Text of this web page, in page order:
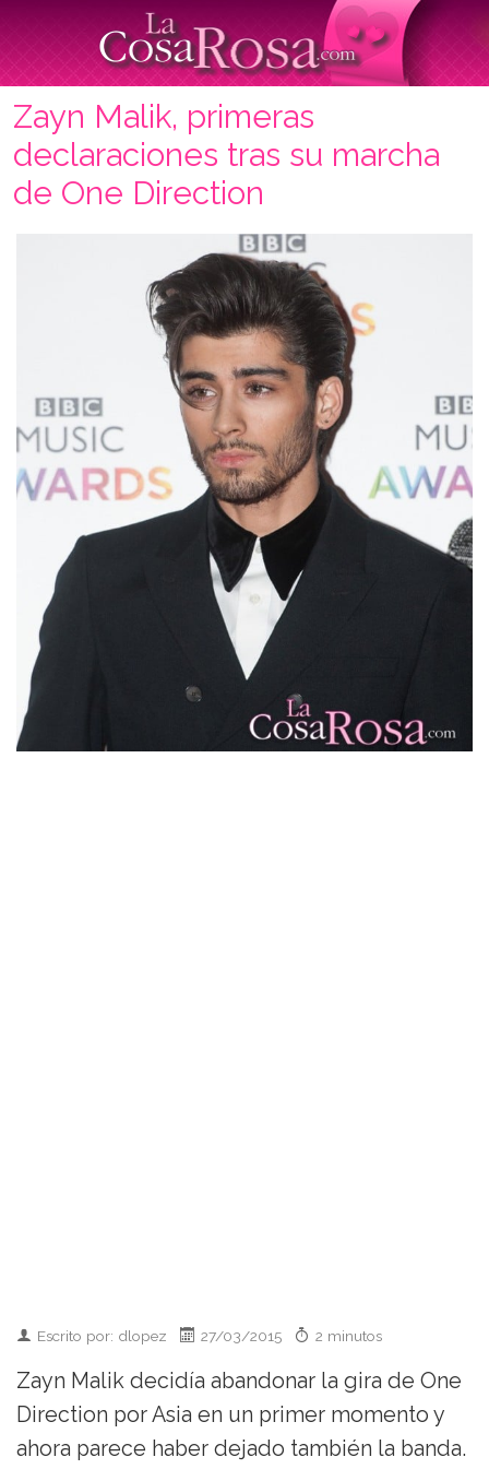
Zayn Malik, primeras
declaraciones tras su marcha
de One Direction
Escrito por: dlopez 27/03/2015 2 minutos
Zayn Malik decidía abandonar la gira de One
Direction por Asia en un primer momento y
ahora parece haber dejado también la banda.